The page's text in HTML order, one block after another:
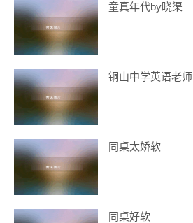
童真年代by晓渠
铜山中学英语老师
同桌太娇软
同桌好软